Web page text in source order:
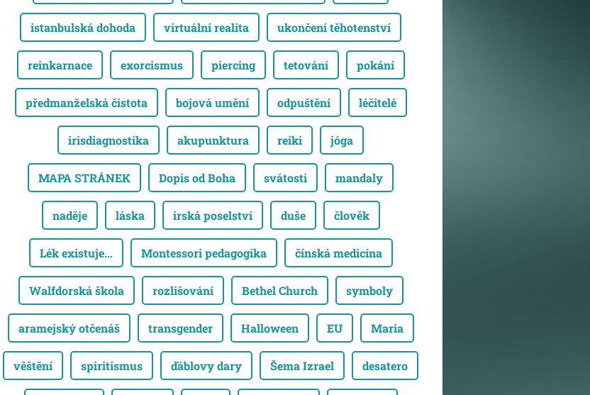
istanbulská dohoda virtuální realita ukončení těhotenství
reinkarnace exorcismus piercing tetování pokání
předmanželská čistota bojová umění odpuštění léčitelé
irisdiagnostika akupunktura reiki jóga
MAPA STRÁNEK Dopis od Boha svátosti mandaly
naděje láska irská poselství duše člověk
Lék existuje... Montessori pedagogika čínská medicína
Walfdorská škola rozlišování Bethel Church symboly
aramejský otčenáš transgender Halloween EU Maria
věštění spiritismus ďáblovy dary Šema Izrael desatero